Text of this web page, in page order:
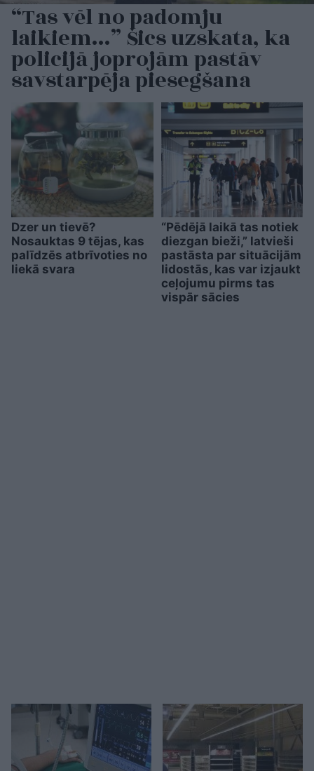
“Tas vēl no padomju
laikiem…” Šics uzskata, ka
policijā joprojām pastāv
savstarpēja piesegšana
Dzer un tievē?
Nosauktas 9 tējas, kas
palīdzēs atbrīvoties no
liekā svara
“Pēdējā laikā tas notiek
diezgan bieži,” latvieši
pastāsta par situācijām
lidostās, kas var izjaukt
ceļojumu pirms tas
vispār sācies